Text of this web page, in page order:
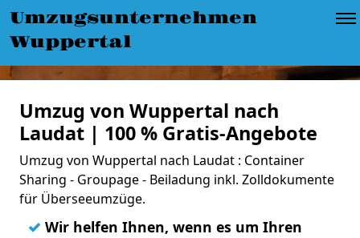
Umzugsunternehmen
Wuppertal
Umzug von Wuppertal nach
Laudat | 100 % Gratis-Angebote
Umzug von Wuppertal nach Laudat : Container
Sharing - Groupage - Beiladung inkl. Zolldokumente
für Überseeumzüge.
✓ Wir helfen Ihnen, wenn es um Ihren